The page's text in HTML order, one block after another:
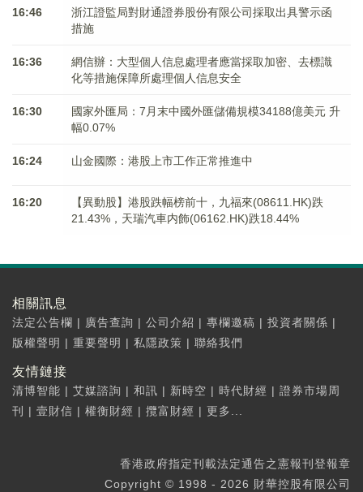
16:46
浙江證監局對財通證券股份有限公司採取出具警示函
措施
16:36
網信辦：大型個人信息處理者應當採取加密、去標識
化等措施保障所處理個人信息安全
16:30
國家外匯局：7月末中國外匯儲備規模34188億美元 升
幅0.07%
16:24 山金國際：港股上市工作正常推進中
16:20
【異動股】港股跌幅榜前十，九福來(08611.HK)跌
21.43%，天瑞汽車内飾(06162.HK)跌18.44%
相關訊息
法定公告欄 | 廣告查詢 | 公司介紹 | 專欄邀稿 | 投資者關係 |
版權聲明 | 重要聲明 | 私隱政策 | 聯絡我們
友情鏈接
清博智能 | 艾媒諮詢 | 和訊 | 新時空 | 時代財經 | 證券市場周
刊
| 壹財信 | 權衡財經 | 攬富財經 | 更多...
香港政府指定刊載法定通告之憲報刊登報章
Copyright © 1998 - 2026 財華控股有限公司